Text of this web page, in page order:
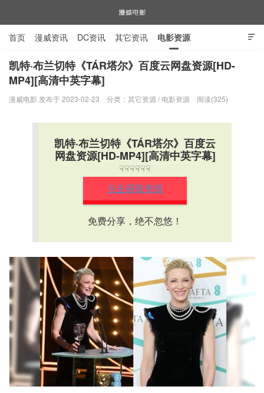
漫威电影

首页 漫威资讯 DC资讯 其它资讯 电影资源
电视剧资源 漫威图片
凯特·布兰切特《TÁR塔尔》百度云网盘资源[HD-
MP4][高清中英字幕]
漫威电影 发布于 2023-02-23 分类： 其它资源 / 电影资源 阅读(325)
凯特·布兰切特《TÁR塔尔》百度云
网盘资源[HD-MP4][高清中英字幕]
☟☟☟☟☟☟
点击获取资源
免费分享，绝不忽悠！